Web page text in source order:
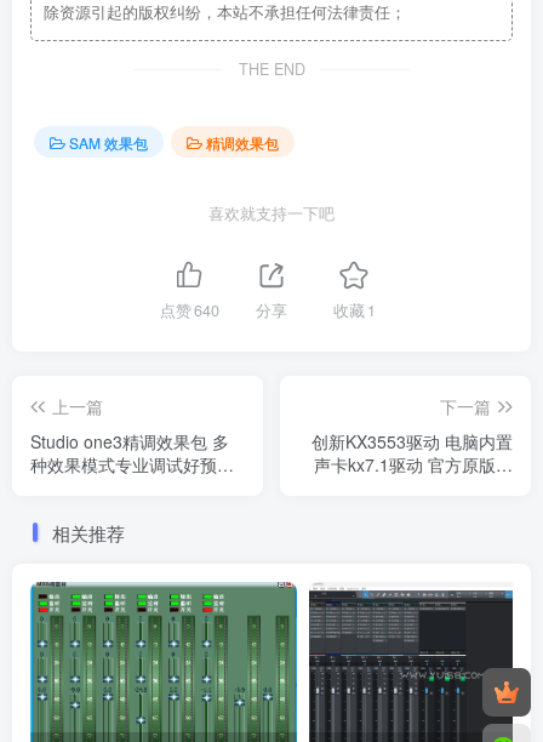
除资源引起的版权纠纷，本站不承担任何法律责任；
THE END
SAM 效果包 精调效果包
喜欢就支持一下吧
点赞640 分享 收藏 1
上一篇
Studio one3精调效果包 多
种效果模式专业调试好预设
下一篇
创新KX3553驱动 电脑内置
声卡kx7.1驱动 官方原版无
相关推荐